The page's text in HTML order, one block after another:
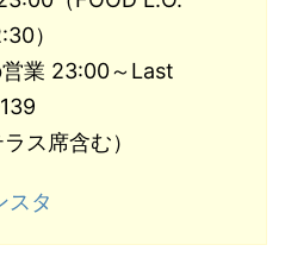
）
業 23:00～Last
ス席含む）
スタ